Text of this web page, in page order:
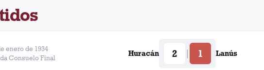
enero de 1934
Consuelo Final
Huracán 2 1 Lanús